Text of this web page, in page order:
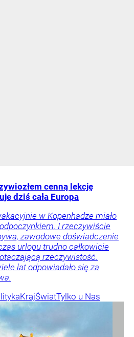
cenną lekcję
dziś cała Europa
w Kopenhadze miało
I rzeczywiście
zawodowe doświadczenie
urlopu trudno całkowicie
rzeczywistość.
lat odpowiadało się za
KrajŚwiatTylko u Nas